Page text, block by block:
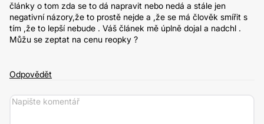
články o tom zda se to dá napravit nebo nedá a stále jen
negativní názory,že to prostě nejde a ,že se má člověk smířit s
tím ,že to lepší nebude . Váš článek mě úplně dojal a nadchl .
Můžu se zeptat na cenu reopky ?
Odpovědět